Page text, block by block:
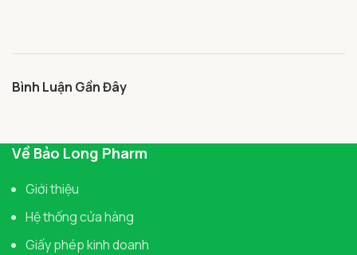
Bình Luận Gần Đây
Về Bảo Long Pharm
Giới thiệu
Hệ thống cửa hàng
Giấy phép kinh doanh